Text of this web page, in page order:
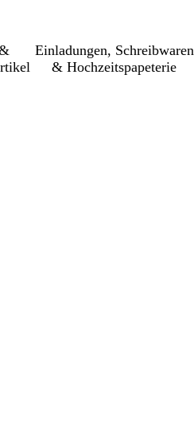
Einl­a­dung­en, Schreib­wa­ren
& Hochzeitspapeterie